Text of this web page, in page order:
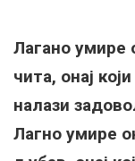
Лагано умире
чита, онај
налази
Лагно умире